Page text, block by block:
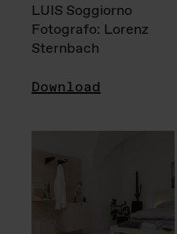
LUIS Soggiorno
Fotografo: Lorenz
Sternbach
Download